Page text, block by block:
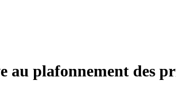
au plafonnement des